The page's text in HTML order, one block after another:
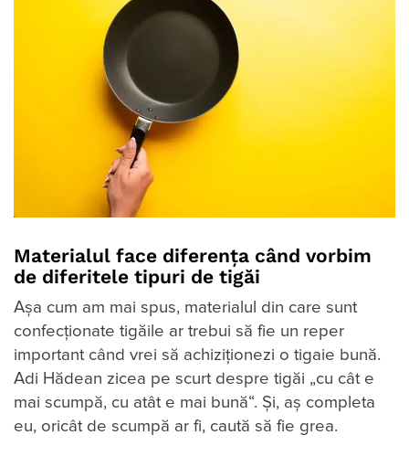
Materialul face diferența când vorbim
de diferitele tipuri de tigăi
Așa cum am mai spus, materialul din care sunt
confecționate tigăile ar trebui să fie un reper
important când vrei să achiziționezi o tigaie bună.
Adi Hădean zicea pe scurt despre tigăi „cu cât e
mai scumpă, cu atât e mai bună“. Și, aș completa
eu, oricât de scumpă ar fi, caută să fie grea.